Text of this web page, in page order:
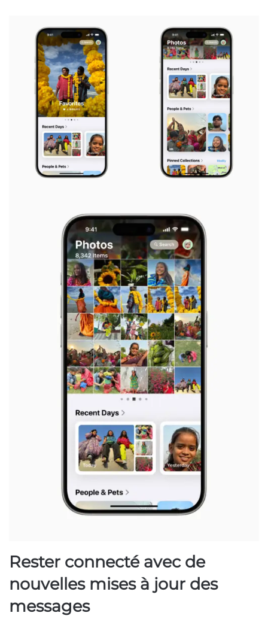
Rester connecté avec de
nouvelles mises à jour des
messages